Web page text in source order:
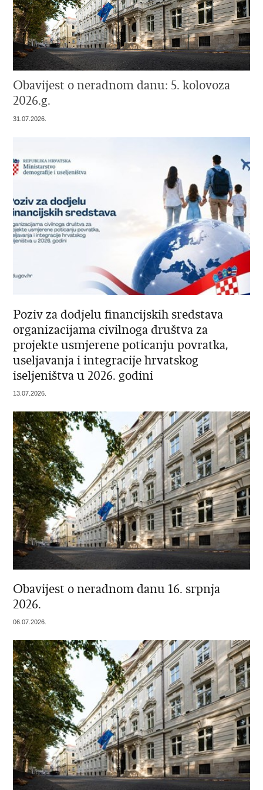
Obavijest o neradnom danu: 5. kolovoza
2026.g.
31.07.2026.
Poziv za dodjelu financijskih sredstava
organizacijama civilnoga društva za
projekte usmjerene poticanju povratka,
useljavanja i integracije hrvatskog
iseljeništva u 2026. godini
13.07.2026.
Obavijest o neradnom danu 16. srpnja
2026.
06.07.2026.